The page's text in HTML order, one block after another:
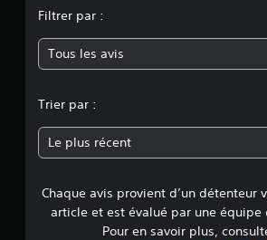
Filtrer par :
Tous les avis
Trier par :
Le plus récent
Chaque avis provient d’un détenteur
article et est évalué par une équipe
Pour en savoir plus,